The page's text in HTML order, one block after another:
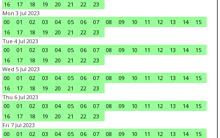
16
17 18 19 20 21 22
23
Mon 3 Jul 2023
00
01 02 03 04 05 06 07 08 09 10 11 12 13 14
15
16
17 18 19 20 21 22
23
Tue 4 Jul 2023
00
01 02 03 04 05 06 07 08 09 10 11 12 13 14
15
16
17 18 19 20 21 22
23
Wed 5 Jul 2023
00
01 02 03 04 05 06 07 08 09 10 11 12 13 14
15
16
17 18 19 20 21 22
23
Thu 6 Jul 2023
00
01 02 03 04 05 06 07 08 09 10 11 12 13 14
15
16
17 18 19 20 21 22
23
Fri 7 Jul 2023
00
01 02 03 04 05 06 07 08 09 10 11 12 13 14
15